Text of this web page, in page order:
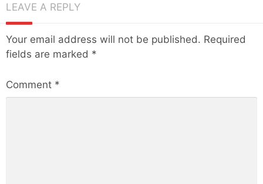
LEAVE A REPLY
Your email address will not be published. Required
fields are marked *
Comment *